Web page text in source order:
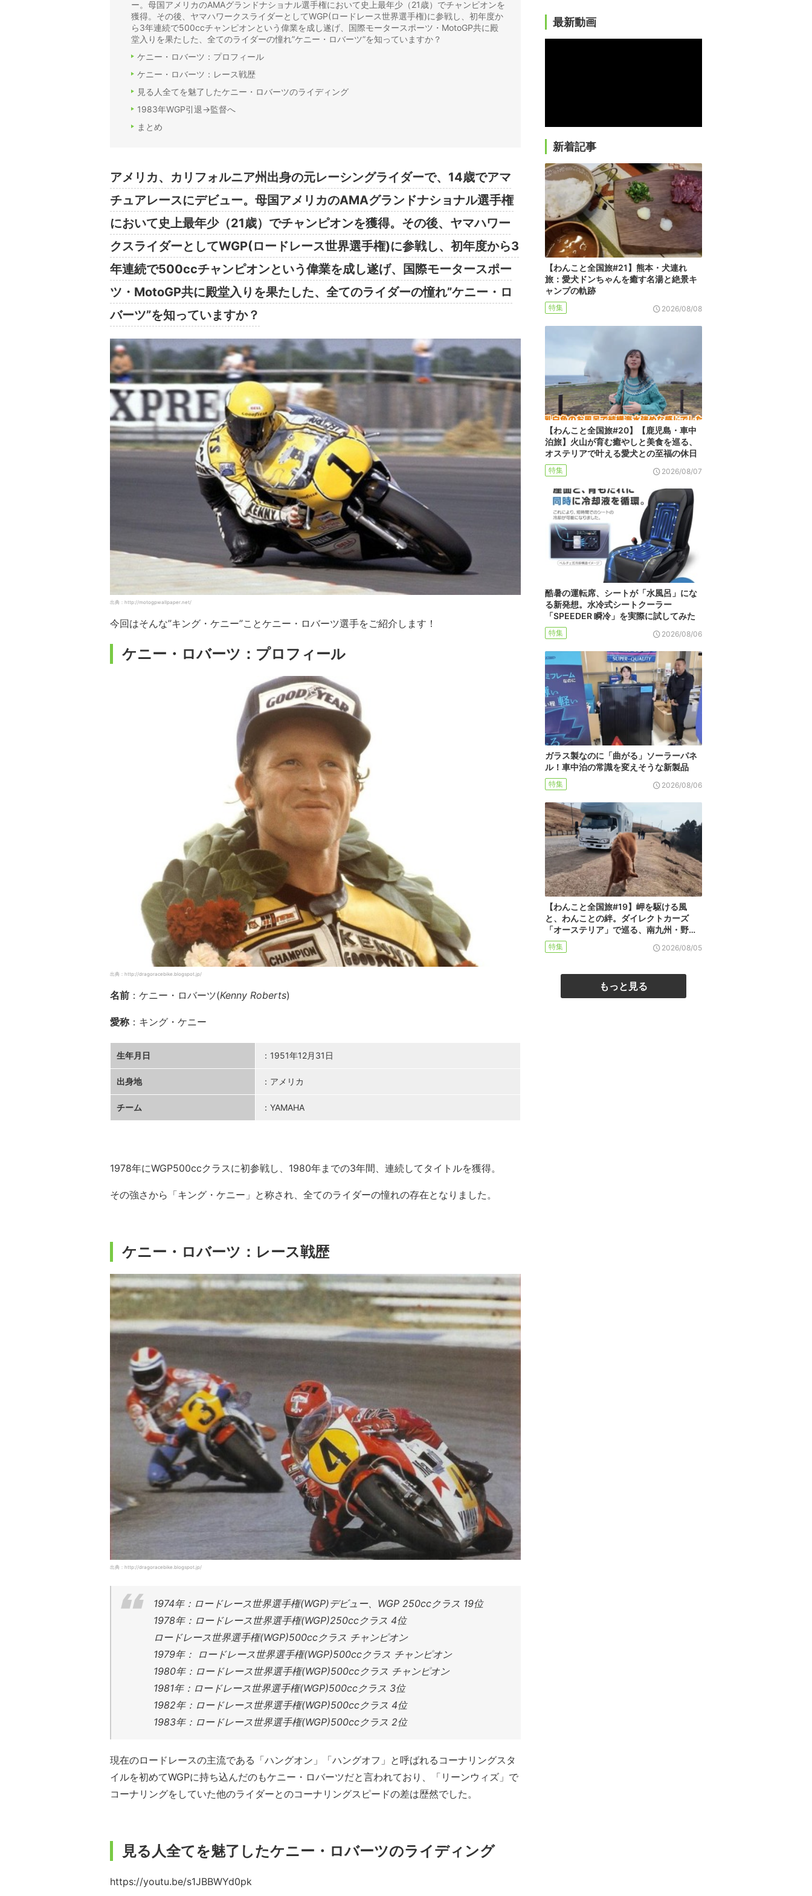
ー。母国アメリカのAMAグランドナショナル選手権において史上最年少（21歳）でチャンピオンを
獲得。その後、ヤマハワークスライダーとしてWGP(ロードレース世界選手権)に参戦し、初年度か
ら3年連続で500ccチャンピオンという偉業を成し遂げ、国際モータースポーツ・MotoGP共に殿
堂入りを果たした、全てのライダーの憧れ”ケニー・ロバーツ”を知っていますか？
ケニー・ロバーツ：プロフィール
ケニー・ロバーツ：レース戦歴
見る人全てを魅了したケニー・ロバーツのライディング
1983年WGP引退→監督へ
まとめ
アメリカ、カリフォルニア州出身の元レーシングライダーで、14歳でアマ
チュアレースにデビュー。母国アメリカのAMAグランドナショナル選手権
において史上最年少（21歳）でチャンピオンを獲得。その後、ヤマハワー
クスライダーとしてWGP(ロードレース世界選手権)に参戦し、初年度から3
年連続で500ccチャンピオンという偉業を成し遂げ、国際モータースポー
ツ・MotoGP共に殿堂入りを果たした、全てのライダーの憧れ”ケニー・ロ
バーツ”を知っていますか？
出典：http://motogpwallpaper.net/
今回はそんな”キング・ケニー”ことケニー・ロバーツ選手をご紹介します！
ケニー・ロバーツ：プロフィール
出典：http://dragoracebike.blogspot.jp/
名前 ：ケニー・ロバーツ(Kenny Roberts)
愛称 ：キング・ケニー
生年月日 ：1951年12月31日
出身地 ：アメリカ
チーム ：YAMAHA
1978年にWGP500ccクラスに初参戦し、1980年までの3年間、連続してタイトルを獲得。
その強さから「キング・ケニー」と称され、全てのライダーの憧れの存在となりました。
ケニー・ロバーツ：レース戦歴
出典：http://dragoracebike.blogspot.jp/
1974年：ロードレース世界選手権(WGP)デビュー、WGP 250ccクラス 19位
1978年：ロードレース世界選手権(WGP)250ccクラス 4位
ロードレース世界選手権(WGP)500ccクラス チャンピオン
1979年： ロードレース世界選手権(WGP)500ccクラス チャンピオン
1980年：ロードレース世界選手権(WGP)500ccクラス チャンピオン
1981年：ロードレース世界選手権(WGP)500ccクラス 3位
1982年：ロードレース世界選手権(WGP)500ccクラス 4位
1983年：ロードレース世界選手権(WGP)500ccクラス 2位
現在のロードレースの主流である「ハングオン」「ハングオフ」と呼ばれるコーナリングスタ
イルを初めてWGPに持ち込んだのもケニー・ロバーツだと言われており、「リーンウィズ」で
コーナリングをしていた他のライダーとのコーナリングスピードの差は歴然でした。
見る人全てを魅了したケニー・ロバーツのライディング
https://youtu.be/s1JBBWYd0pk
最新動画
新着記事
【わんこと全国旅#21】熊本・犬連れ
旅：愛犬ドンちゃんを癒す名湯と絶景キ
ャンプの軌跡
特集 2026/08/08
【わんこと全国旅#20】【鹿児島・車中
泊旅】火山が育む癒やしと美食を巡る、
オステリアで叶える愛犬との至福の休日
特集 2026/08/07
酷暑の運転席、シートが「水風呂」にな
る新発想。水冷式シートクーラー
「SPEEDER 瞬冷」を実際に試してみた
特集 2026/08/06
ガラス製なのに「曲がる」ソーラーパネ
ル！車中泊の常識を変えそうな新製品
特集 2026/08/06
【わんこと全国旅#19】岬を駆ける風
と、わんことの絆。ダイレクトカーズ
「オーステリア」で巡る、南九州・野…
特集 2026/08/05
もっと見る